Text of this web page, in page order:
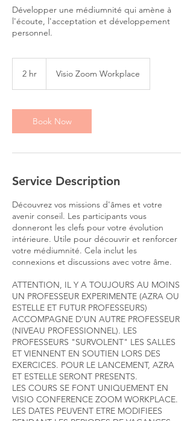
Développer une médiumnité qui amène à
l'écoute, l'acceptation et développement
personnel.
2 hr Visio Zoom Workplace
Book Now
Service Description
Découvrez vos missions d'âmes et votre
avenir conseil. Les participants vous
donneront les clefs pour votre évolution
intérieure. Utile pour découvrir et renforcer
votre médiumnité. Cela inclut les
connexions et discussions avec votre âme.
ATTENTION, IL Y A TOUJOURS AU MOINS
UN PROFESSEUR EXPERIMENTE (AZRA OU
ESTELLE ET FUTUR PROFESSEURS)
ACCOMPAGNE D'UN AUTRE PROFESSEUR
(NIVEAU PROFESSIONNEL). LES
PROFESSEURS "SURVOLENT" LES SALLES
ET VIENNENT EN SOUTIEN LORS DES
EXERCICES. POUR LE LANCEMENT, AZRA
ET ESTELLE SERONT PRESENTS.
LES COURS SE FONT UNIQUEMENT EN
VISIO CONFERENCE ZOOM WORKPLACE.
LES DATES PEUVENT ETRE MODIFIEES